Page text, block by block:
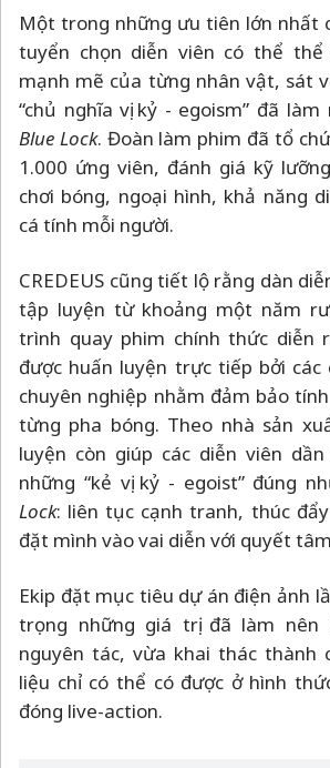
Một trong những ưu tiên lớn nhất
tuyển chọn diễn viên có thể thể
mạnh mẽ của từng nhân vật, sát
“chủ nghĩa vị kỷ - egoism” đã
Blue Lock. Đoàn làm phim đã tổ
1.000 ứng viên, đánh giá kỹ
chơi bóng, ngoại hình, khả năng
cá tính mỗi người.
CREDEUS cũng tiết lộ rằng dàn
tập luyện từ khoảng một năm
trình quay phim chính thức diễn
được huấn luyện trực tiếp bởi các
chuyên nghiệp nhằm đảm bảo
từng pha bóng. Theo nhà sản
luyện còn giúp các diễn viên
những “kẻ vị kỷ - egoist” đúng
Lock: liên tục cạnh tranh, thúc
đặt mình vào vai diễn với quyết
Ekip đặt mục tiêu dự án điện ảnh
trọng những giá trị đã làm nên
nguyên tác, vừa khai thác thành
liệu chỉ có thể có được ở hình
đóng live-action.